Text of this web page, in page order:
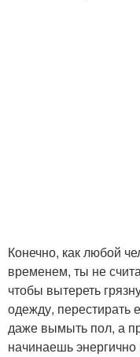
Конечно, как любой
временем, ты не
чтобы вытереть
одежду, перестирать
даже вымыть пол, а
начинаешь